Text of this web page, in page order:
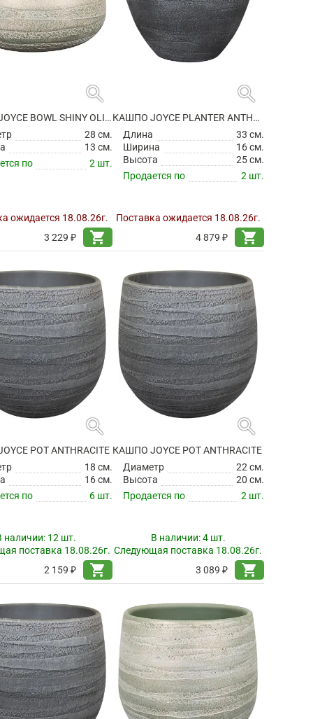
search
КАШПО JOYCE BOWL SHINY OLIVE
28 см.
13 см.
по
2 шт.
ожидается 18.08.26г.
3 229 ₽
shopping_cart
search
КАШПО JOYCE PLANTER ANTHRACITE
Длина
33 см.
Ширина
16 см.
Высота
25 см.
Продается по
2 шт.
Поставка ожидается 18.08.26г.
4 879 ₽
shopping_cart
search
POT ANTHRACITE
18 см.
16 см.
по
6 шт.
наличии: 12 шт.
поставка 18.08.26г.
2 159 ₽
shopping_cart
search
КАШПО JOYCE POT ANTHRACITE
Диаметр
22 см.
Высота
20 см.
Продается по
2 шт.
В наличии:4 шт.
Следующая поставка 18.08.26г.
3 089 ₽
shopping_cart